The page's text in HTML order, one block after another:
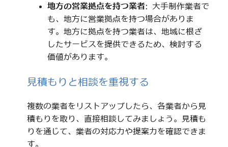
地方の営業拠点を持つ業者: 大手制作業者で
も、地方に営業拠点を持つ場合がありま
す。地方に拠点を持つ業者は、地域に根ざ
したサービスを提供できるため、検討する
価値があります。
見積もりと相談を重視する
複数の業者をリストアップしたら、各業者から見
積もりを取り、直接相談してみましょう。見積も
りを通じて、業者の対応力や提案力を確認できま
す。